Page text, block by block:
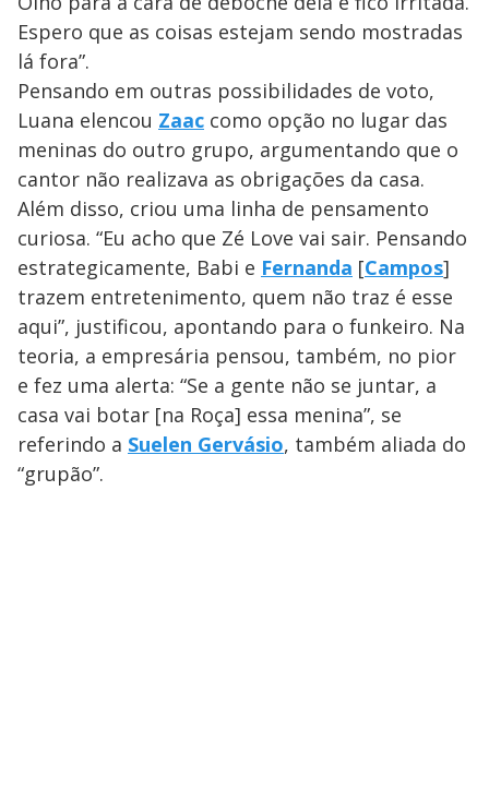
Espero que as coisas estejam sendo mostradas
lá fora”.
Pensando em outras possibilidades de voto,
Luana elencou Zaac como opção no lugar das
meninas do outro grupo, argumentando que o
cantor não realizava as obrigações da casa.
Além disso, criou uma linha de pensamento
curiosa. “Eu acho que Zé Love vai sair. Pensando
estrategicamente, Babi e Fernanda [Campos]
trazem entretenimento, quem não traz é esse
aqui”, justificou, apontando para o funkeiro. Na
teoria, a empresária pensou, também, no pior
e fez uma alerta: “Se a gente não se juntar, a
casa vai botar [na Roça] essa menina”, se
referindo a Suelen Gervásio, também aliada do
“grupão”.